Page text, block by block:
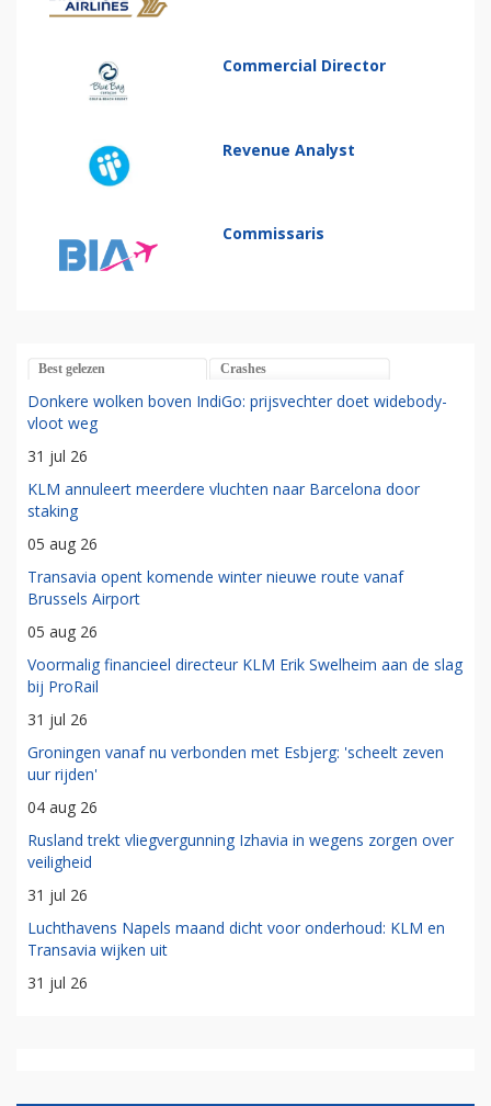
Commercial Director
Revenue Analyst
Commissaris
Best gelezen Crashes
Donkere wolken boven IndiGo: prijsvechter doet widebody-
vloot weg
31 jul 26
KLM annuleert meerdere vluchten naar Barcelona door
staking
05 aug 26
Transavia opent komende winter nieuwe route vanaf
Brussels Airport
05 aug 26
Voormalig financieel directeur KLM Erik Swelheim aan de slag
bij ProRail
31 jul 26
Groningen vanaf nu verbonden met Esbjerg: 'scheelt zeven
uur rijden'
04 aug 26
Rusland trekt vliegvergunning Izhavia in wegens zorgen over
veiligheid
31 jul 26
Luchthavens Napels maand dicht voor onderhoud: KLM en
Transavia wijken uit
31 jul 26